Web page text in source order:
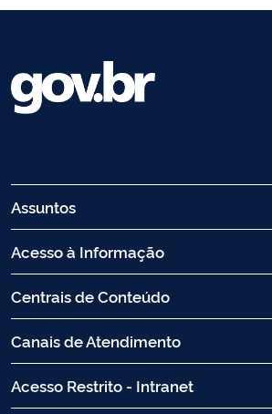
Assuntos
Acesso à Informação
Centrais de Conteúdo
Canais de Atendimento
Acesso Restrito - Intranet